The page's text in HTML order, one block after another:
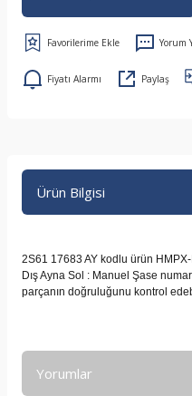
Yorum
Fiyatı Alarmı Paylaş
Ürün Bilgisi
2S61 17683 AY kodlu ürün
Dış Ayna Sol : Manuel Şase
parçanın doğruluğunu kontrol
Yorumlar